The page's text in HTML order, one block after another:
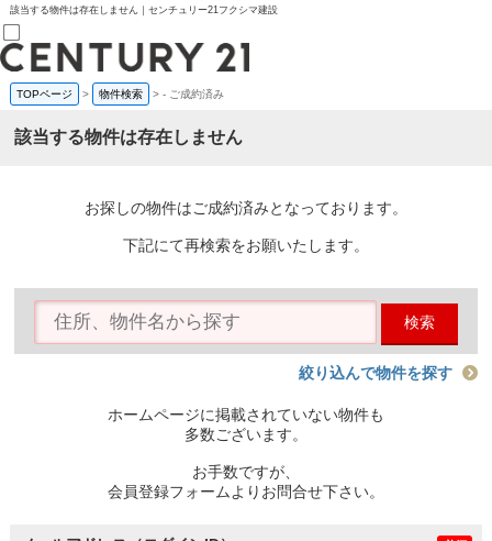
該当する物件は存在しません｜センチュリー21フクシマ建設
売買部
0120-800-844
賃貸部
会員メニュー
物件を探す
購入TOP
条件から探す
住宅ローン控除シミュレータ
TOPページ > 物件検索 >- ご成約済み
該当する物件は存在しません
お探しの物件はご成約済みとなっております。
下記にて再検索をお願いたします。
検索
絞り込んで物件を探す
ホームページに掲載されていない物件も
多数ございます。
お手数ですが、
会員登録フォームよりお問合せ下さい。